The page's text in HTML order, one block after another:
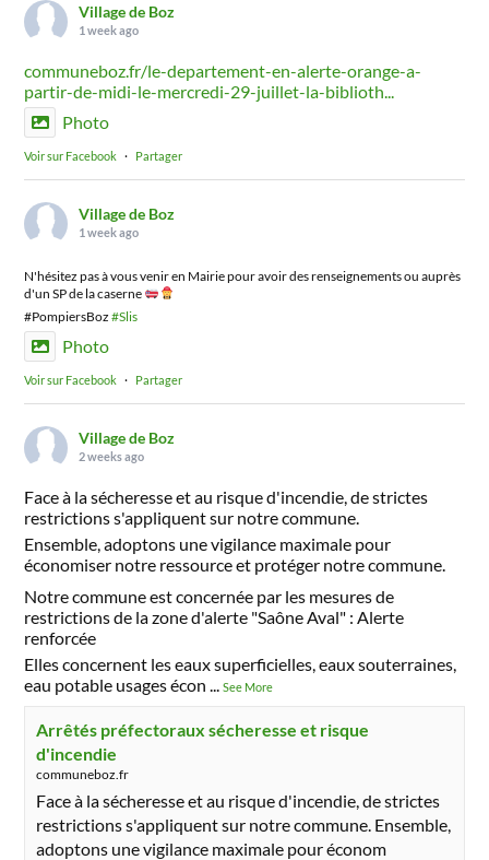
Village de Boz
1 week ago
communeboz.fr/le-departement-en-alerte-orange-a-
partir-de-midi-le-mercredi-29-juillet-la-biblioth...
Photo
Voir sur Facebook · Partager
Village de Boz
1 week ago
N'hésitez pas à vous venir en Mairie pour avoir des renseignements ou auprès
d'un SP de la caserne
#PompiersBoz#Slis
Photo
Voir sur Facebook · Partager
Village de Boz
2 weeks ago
Face à la sécheresse et au risque d'incendie, de strictes
restrictions s'appliquent sur notre commune.
Ensemble, adoptons une vigilance maximale pour
économiser notre ressource et protéger notre commune.
Notre commune est concernée par les mesures de
restrictions de la zone d'alerte "Saône Aval" : Alerte
renforcée
Elles concernent les eaux superficielles, eaux souterraines,
eau potable usages écon ...See More
Arrêtés préfectoraux sécheresse et risque
d'incendie
communeboz.fr
Face à la sécheresse et au risque d'incendie, de strictes
restrictions s'appliquent sur notre commune. Ensemble,
adoptons une vigilance maximale pour économ